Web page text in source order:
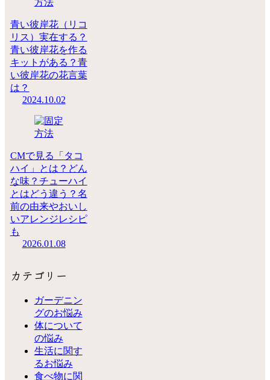
青い彼岸花（リコ
リス）実在する？
青い彼岸花を作る
キットがある？青
い彼岸花の花言葉
は？
2024.10.02
CMで見る「タコ
ハイ」とは？どん
な味？チューハイ
とはどう違う？名
前の由来やおいし
いアレンジレシピ
も
2026.01.08
カテゴリー
ガーデニン
グのお悩み
体について
の悩み
生活に関す
るお悩み
食べ物に関